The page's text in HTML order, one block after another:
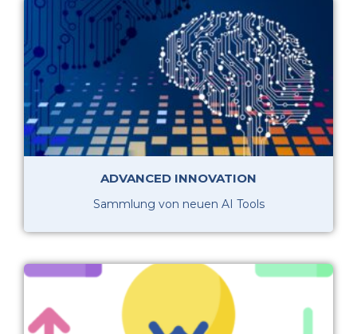
ADVANCED INNOVATION
Sammlung von neuen AI Tools